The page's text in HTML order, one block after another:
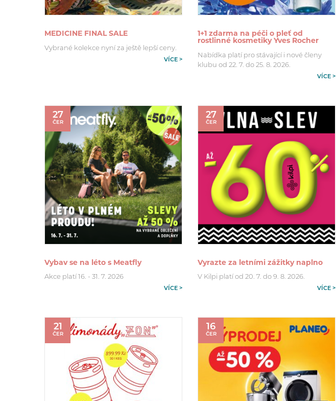
MEDICINE FINAL SALE
Vybrané kolekce nyní za ještě lepší ceny.
VÍCE >
1+1 zdarma na péči o pleť od
rostlinné kosmetiky Yves Rocher
Nabídka platí pro stávající i nové členy
klubu od 22. 7. do 25. 8. 2026.
VÍCE >
27
ČER
Vybav se na léto s Meatfly
Akce platí 16. - 31. 7. 2026
VÍCE >
27
ČER
Vyrazte za letními zážitky naplno
V Kilpi platí od 20. 7. do 9. 8. 2026.
VÍCE >
21
ČER
16
ČER